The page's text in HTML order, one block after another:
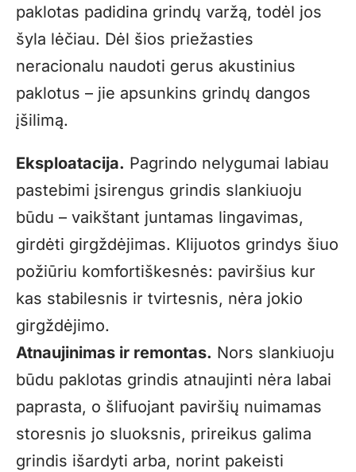
paklotas padidina grindų varžą, todėl jos
šyla lėčiau. Dėl šios priežasties
neracionalu naudoti gerus akustinius
paklotus – jie apsunkins grindų dangos
įšilimą.
Eksploatacija. Pagrindo nelygumai labiau
pastebimi įsirengus grindis slankiuoju
būdu – vaikštant juntamas lingavimas,
girdėti girgždėjimas. Klijuotos grindys šiuo
požiūriu komfortiškesnės: paviršius kur
kas stabilesnis ir tvirtesnis, nėra jokio
girgždėjimo.
Atnaujinimas ir remontas. Nors slankiuoju
būdu paklotas grindis atnaujinti nėra labai
paprasta, o šlifuojant paviršių nuimamas
storesnis jo sluoksnis, prireikus galima
grindis išardyti arba, norint pakeisti